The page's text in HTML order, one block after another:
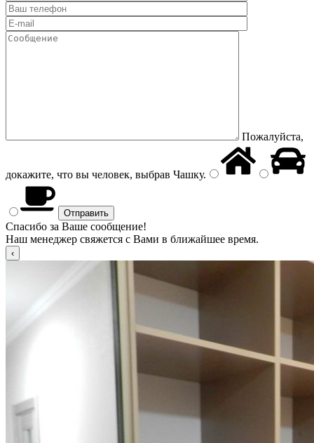
Пожалуйста,
докажите, что вы человек, выбрав Чашку.
Спасибо за Ваше сообщение!
Наш менеджер свяжется с Вами в ближайшее время.